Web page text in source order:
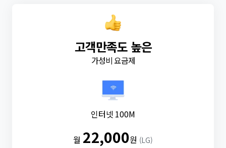
고객만족도 높은
가성비 요금제
인터넷 100M
월 22,000원 (LG)